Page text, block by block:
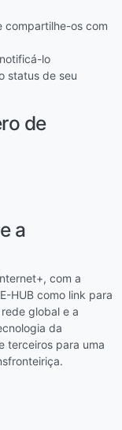
compartilhe-os com
lo
status de seu
de
a
com a
HUB como link para
global e a
da
terceiros para uma